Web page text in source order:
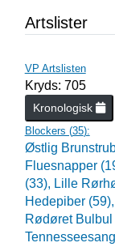
Artslister
VP Artslisten
Kryds: 705
Kronologisk
Blockers (35):
Østlig
Fluesnapper
(33), Lille
Hedepiber (59),
Rødøret Bulbul